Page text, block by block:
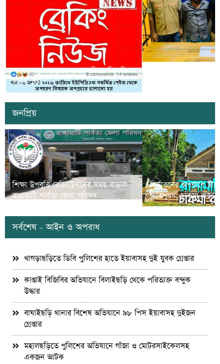
সাজেকে অপহরণের গুজব ছড়িয়ে বিভ্রান্তি
সৃষ্টির চেষ্টা
জনপ্রিয়
শিক্ষা উপবৃত্তি রেজিস্ট্রেশনের সময় বাড়াল
রাঙামাটি পার্বত্য জেলা পরিষদ
নির্যাতনের অপরাধে
ক্ষতিপুরণ; চাকমা
সর্বশেষ - আইন ও অপরাধ
খাগড়াছড়িতে ডিবি পুলিশের হাতে ইয়াবাসহ দুই যুবক গ্রেপ্তার
কাপ্তাই বিজিবির অভিযানে বিলাইছড়ি থেকে পরিত্যক্ত বন্দুক
উদ্ধার
বাঘাইছড়ি থানার বিশেষ অভিযানে ৯৮ পিস ইয়াবাসহ দুইজন
গ্রেপ্তার
মহালছড়িতে পুলিশের অভিযানে গাঁজা ও মোটরসাইকেলসহ
একজন আটক